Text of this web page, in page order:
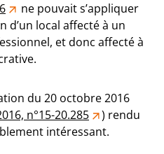
ne pouvait s’appliquer
d’un local affecté à un
et donc affecté à
du 20 octobre 2016
n°15-20.285
) rendu
intéressant.